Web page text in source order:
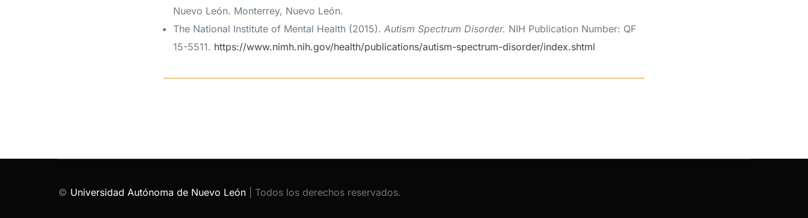
Nuevo León. Monterrey, Nuevo León.
The National Institute of Mental Health (2015). Autism Spectrum Disorder. NIH Publication Number: QF
15-5511. https://www.nimh.nih.gov/health/publications/autism-spectrum-disorder/index.shtml
© Universidad Autónoma de Nuevo León | Todos los derechos reservados.